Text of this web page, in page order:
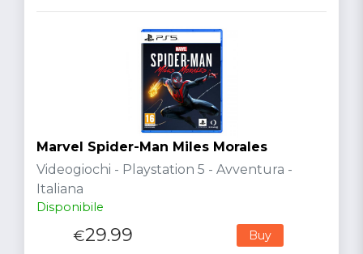
Marvel Spider-Man Miles Morales
Videogiochi - Playstation 5 - Avventura -
Italiana
Disponibile
€29.99 Buy